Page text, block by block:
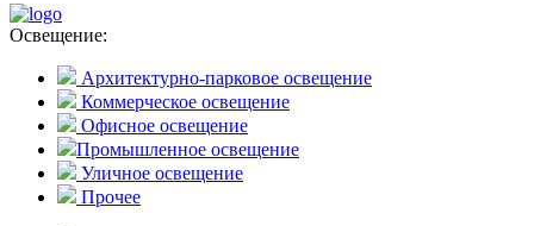
Освещение:
Архитектурно-парковое освещение
Коммерческое освещение
Офисное освещение
Промышленное освещение
Уличное освещение
Прочее